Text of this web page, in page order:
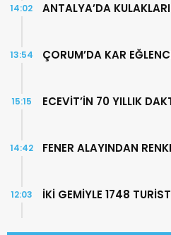
ANTALYA’DA
14:02
ÇORUM’DA KAR
13:54
ECEVİT’İN 70 YILLIK
15:15
FENER ALAYINDAN
14:42
İKİ GEMİYLE 1748
12:03